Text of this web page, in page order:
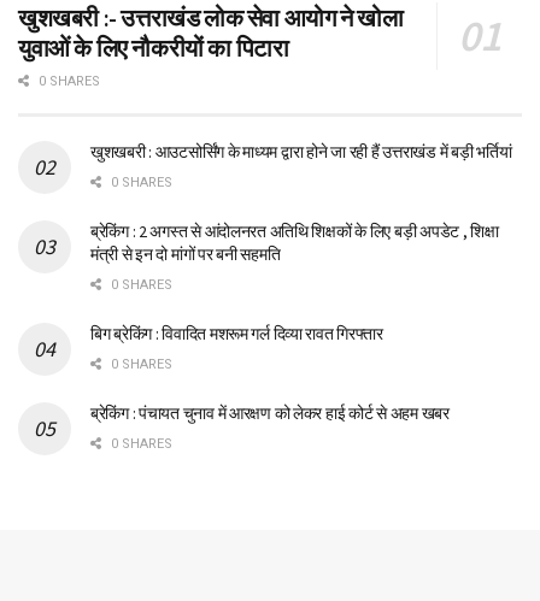
खुशखबरी :- उत्तराखंड लोक सेवा आयोग ने खोला
युवाओं के लिए नौकरीयों का पिटारा
0 SHARES
खुशखबरी : आउटसोर्सिंग के माध्यम द्वारा होने जा रही हैं उत्तराखंड में बड़ी भर्तियां
0 SHARES
ब्रेकिंग : 2 अगस्त से आंदोलनरत अतिथि शिक्षकों के लिए बड़ी अपडेट , शिक्षा
मंत्री से इन दो मांगों पर बनी सहमति
0 SHARES
बिग ब्रेकिंग : विवादित मशरूम गर्ल दिव्या रावत गिरफ्तार
0 SHARES
ब्रेकिंग : पंचायत चुनाव में आरक्षण को लेकर हाई कोर्ट से अहम खबर
0 SHARES